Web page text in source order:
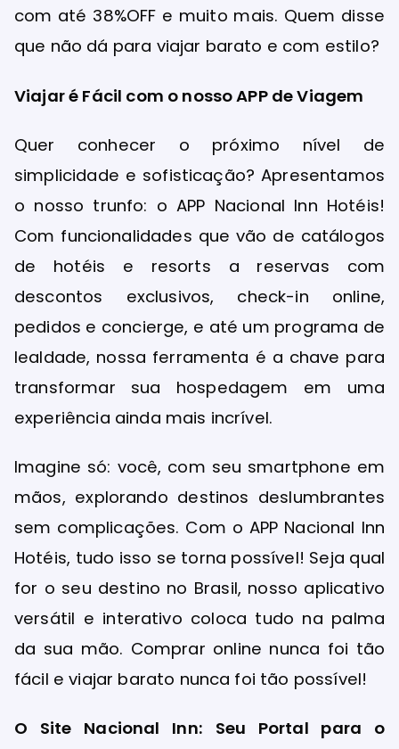
com até 38%OFF e muito mais. Quem disse
que não dá para viajar barato e com estilo?
Viajar é Fácil com o nosso APP de Viagem
Quer conhecer o próximo nível de
simplicidade e sofisticação? Apresentamos
o nosso trunfo: o APP Nacional Inn Hotéis!
Com funcionalidades que vão de catálogos
de hotéis e resorts a reservas com
descontos exclusivos, check-in online,
pedidos e concierge, e até um programa de
lealdade, nossa ferramenta é a chave para
transformar sua hospedagem em uma
experiência ainda mais incrível.
Imagine só: você, com seu smartphone em
mãos, explorando destinos deslumbrantes
sem complicações. Com o APP Nacional Inn
Hotéis, tudo isso se torna possível! Seja qual
for o seu destino no Brasil, nosso aplicativo
versátil e interativo coloca tudo na palma
da sua mão. Comprar online nunca foi tão
fácil e viajar barato nunca foi tão possível!
O Site Nacional Inn: Seu Portal para o